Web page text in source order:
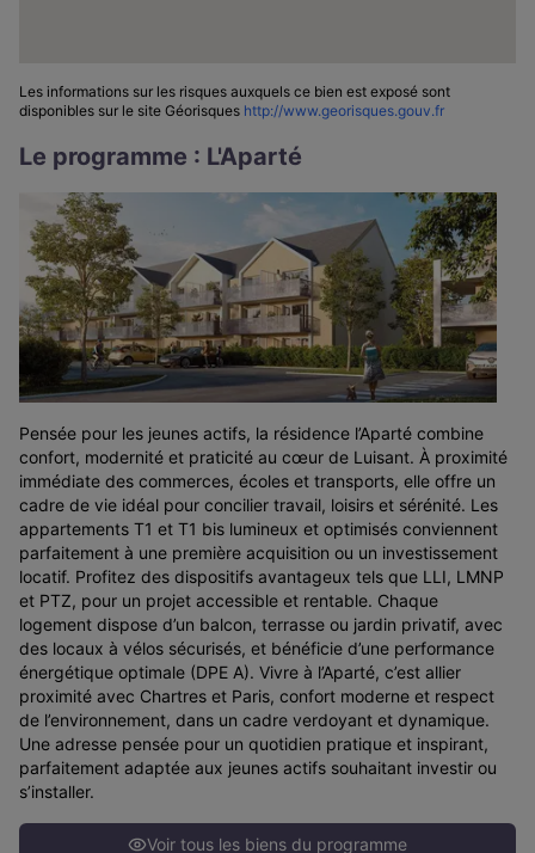
Les informations sur les risques auxquels ce bien est exposé sont
disponibles sur le site Géorisques http://www.georisques.gouv.fr
Le programme : L'Aparté
Pensée pour les jeunes actifs, la résidence l’Aparté combine
confort, modernité et praticité au cœur de Luisant. À proximité
immédiate des commerces, écoles et transports, elle offre un
cadre de vie idéal pour concilier travail, loisirs et sérénité. Les
appartements T1 et T1 bis lumineux et optimisés conviennent
parfaitement à une première acquisition ou un investissement
locatif. Profitez des dispositifs avantageux tels que LLI, LMNP
et PTZ, pour un projet accessible et rentable. Chaque
logement dispose d’un balcon, terrasse ou jardin privatif, avec
des locaux à vélos sécurisés, et bénéficie d’une performance
énergétique optimale (DPE A). Vivre à l’Aparté, c’est allier
proximité avec Chartres et Paris, confort moderne et respect
de l’environnement, dans un cadre verdoyant et dynamique.
Une adresse pensée pour un quotidien pratique et inspirant,
parfaitement adaptée aux jeunes actifs souhaitant investir ou
s’installer.
Voir tous les biens du programme